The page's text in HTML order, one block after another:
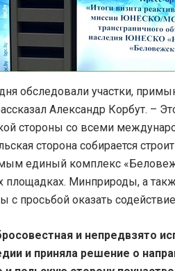
обследовали участки,
Александр Корбут. –
стороны со всеми
сторона собирается
единый комплекс
Минприроды, а
с просьбой оказать
и непредвзято
и приняла решение о